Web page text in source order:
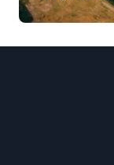
cierre